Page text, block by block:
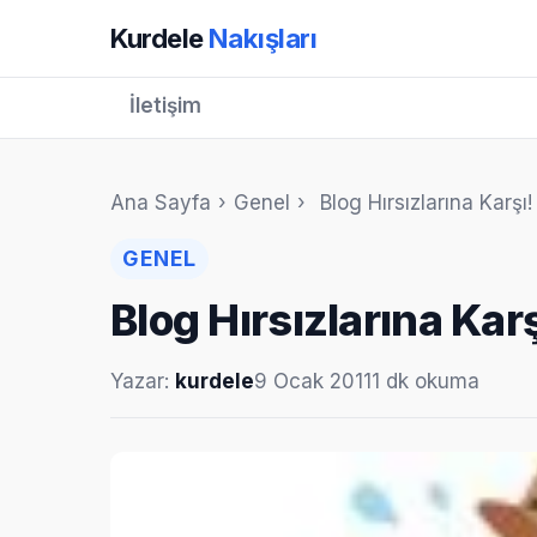
KurdeleNakışları
İletişim
Ana Sayfa › Genel › Blog Hırsızlarına Karşı!
GENEL
Blog Hırsızlarına
Yazar: kurdele9 Ocak 2011 1 dk okuma